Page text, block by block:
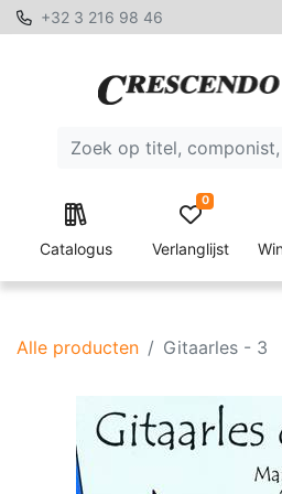
+32 3 216 98 46
Catalogus Verlanglijst
0
Alle producten Gitaarles - 3